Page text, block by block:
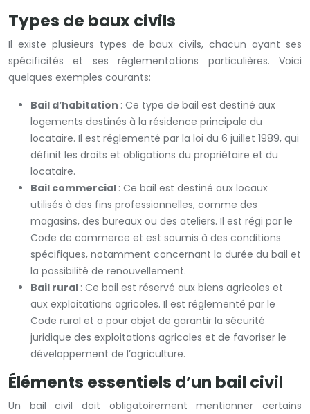
Types de baux civils
Il existe plusieurs types de baux civils, chacun ayant ses
spécificités et ses réglementations particulières. Voici
quelques exemples courants:
Bail d’habitation : Ce type de bail est destiné aux
logements destinés à la résidence principale du
locataire. Il est réglementé par la loi du 6 juillet 1989, qui
définit les droits et obligations du propriétaire et du
locataire.
Bail commercial : Ce bail est destiné aux locaux
utilisés à des fins professionnelles, comme des
magasins, des bureaux ou des ateliers. Il est régi par le
Code de commerce et est soumis à des conditions
spécifiques, notamment concernant la durée du bail et
la possibilité de renouvellement.
Bail rural : Ce bail est réservé aux biens agricoles et
aux exploitations agricoles. Il est réglementé par le
Code rural et a pour objet de garantir la sécurité
juridique des exploitations agricoles et de favoriser le
développement de l’agriculture.
Éléments essentiels d’un bail civil
Un bail civil doit obligatoirement mentionner certains